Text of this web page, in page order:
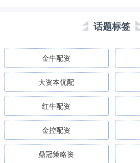
话题标签
金牛配资
大资本优配
红牛配资
金控配资
鼎冠策略资